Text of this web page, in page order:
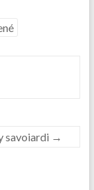
savoiardi →